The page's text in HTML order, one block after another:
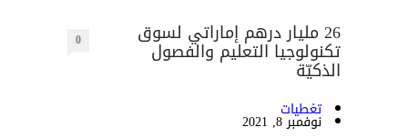
26 مليار درهم إماراتي لسوق
تكنولوجيا التعليم والفصول
الذكيّة
0
تغطيات
نوفمبر 8, 2021